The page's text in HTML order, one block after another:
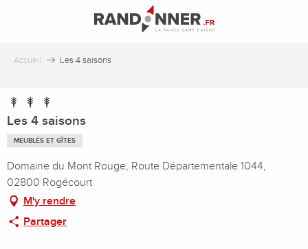
principal
Accueil Les 4 saisons
Les 4 saisons
MEUBLÉS ET GÎTES
Domaine du Mont Rouge, Route Départementale 1044,
02800 Rogécourt
M'y rendre
Partager